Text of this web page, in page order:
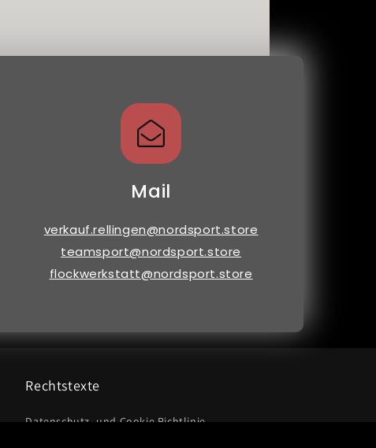
Mail
verkauf.rellingen@nordsport.store
teamsport@nordsport.store
flockwerkstatt@nordsport.store
Rechtstexte
Datenschutz- und Cookie Richtlinie